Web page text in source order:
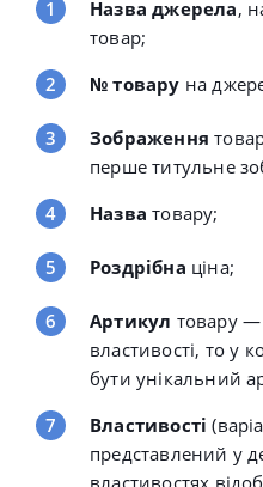
Назва джерела,
товар;
№ товару на
Зображення
перше титульне
Назва товару;
Роздрібна ціна;
Артикул товару—
властивості, то у
бути унікальний
Властивості
представлений у
властивостях